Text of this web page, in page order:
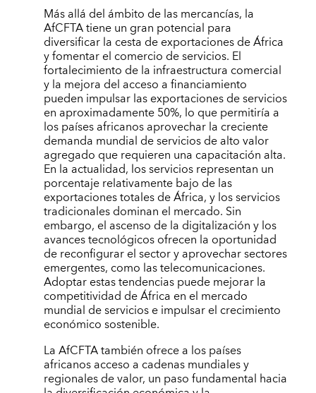
Más allá del ámbito de las mercancías, la
AfCFTA tiene un gran potencial para
diversificar la cesta de exportaciones de África
y fomentar el comercio de servicios. El
fortalecimiento de la infraestructura comercial
y la mejora del acceso a financiamiento
pueden impulsar las exportaciones de servicios
en aproximadamente 50%, lo que permitiría a
los países africanos aprovechar la creciente
demanda mundial de servicios de alto valor
agregado que requieren una capacitación alta.
En la actualidad, los servicios representan un
porcentaje relativamente bajo de las
exportaciones totales de África, y los servicios
tradicionales dominan el mercado. Sin
embargo, el ascenso de la digitalización y los
avances tecnológicos ofrecen la oportunidad
de reconfigurar el sector y aprovechar sectores
emergentes, como las telecomunicaciones.
Adoptar estas tendencias puede mejorar la
competitividad de África en el mercado
mundial de servicios e impulsar el crecimiento
económico sostenible.
La AfCFTA también ofrece a los países
africanos acceso a cadenas mundiales y
regionales de valor, un paso fundamental hacia